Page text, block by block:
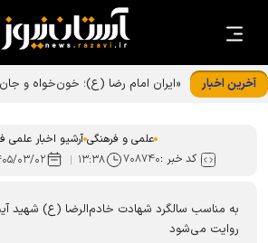
آخرین اخبار
«ایران امام رضا (ع)؛ خون‌خواه و
علمی و فرهنگی آرشیو اخبار علمی
کد خبر :۷۰۸۷۴۰ ۱۳:۳۸ ۱۴۰۵/۰۳/
به مناسب سالگرد شهادت خادم‌الرضا (ع) شهید
روایت می‌شود